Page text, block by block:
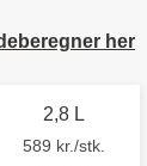
her
2,8 L
589 kr./stk.